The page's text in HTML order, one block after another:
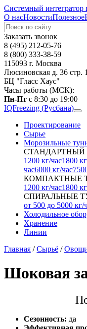
Системный интегратор
О насНовостиПолезное
Заказать звонок
8 (495) 212-05-76
8 (800) 333-38-59
115093 г. Москва
Люсиновская д. 36 стр. 1
БЦ "Гласс Хаус"
Часы работы (МСК):
Пн-Пт с 8:30 до 19:00
IQFreezing (Русбана)
Проектирование
Сырье
Морозильные
СТАНДАРТНЫЙ
1200 кг/час1800
час6000 кг/час
КОМПАКТНЫЕ
1200 кг/час1800
СПИРАЛЬНЫЕ
от 500 до 5000 кг/
Холодильное
Хранение
Линии
Главная /Сырьё /
Шоковая
Сезонность: да